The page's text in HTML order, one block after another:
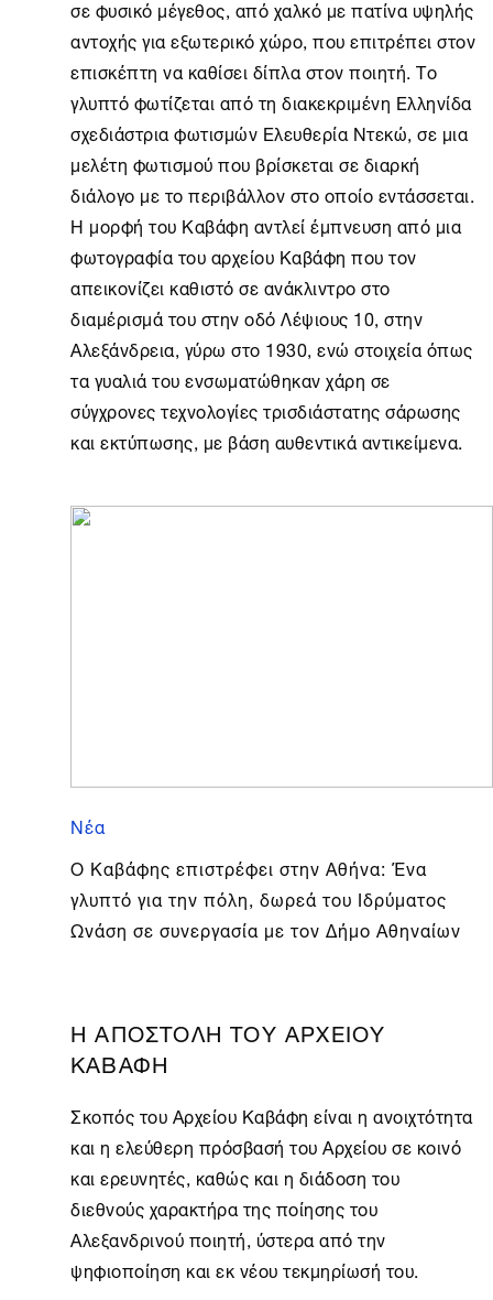
σε φυσικό μέγεθος, από χαλκό με πατίνα υψηλής
αντοχής για εξωτερικό χώρο, που επιτρέπει στον
επισκέπτη να καθίσει δίπλα στον ποιητή. Το
γλυπτό φωτίζεται από τη διακεκριμένη Ελληνίδα
σχεδιάστρια φωτισμών Ελευθερία Ντεκώ, σε μια
μελέτη φωτισμού που βρίσκεται σε διαρκή
διάλογο με το περιβάλλον στο οποίο εντάσσεται.
Η μορφή του Καβάφη αντλεί έμπνευση από μια
φωτογραφία του αρχείου Καβάφη που τον
απεικονίζει καθιστό σε ανάκλιντρο στο
διαμέρισμά του στην οδό Λέψιους 10, στην
Αλεξάνδρεια, γύρω στο 1930, ενώ στοιχεία όπως
τα γυαλιά του ενσωματώθηκαν χάρη σε
σύγχρονες τεχνολογίες τρισδιάστατης σάρωσης
και εκτύπωσης, με βάση αυθεντικά αντικείμενα.
Νέα
Ο Καβάφης επιστρέφει στην Αθήνα: Ένα
γλυπτό για την πόλη, δωρεά του Ιδρύματος
Ωνάση σε συνεργασία με τον Δήμο Αθηναίων
Η ΑΠΟΣΤΟΛΗ ΤΟΥ ΑΡΧΕΙΟΥ
ΚΑΒΑΦΗ
Σκοπός του Αρχείου Καβάφη είναι η ανοιχτότητα
και η ελεύθερη πρόσβασή του Aρχείου σε κοινό
και ερευνητές, καθώς και η διάδοση του
διεθνούς χαρακτήρα της ποίησης του
Αλεξανδρινού ποιητή, ύστερα από την
ψηφιοποίηση και εκ νέου τεκμηρίωσή του.